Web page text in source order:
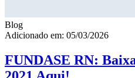
Blog
Adicionado em: 05/03/2026
FUNDASE RN: